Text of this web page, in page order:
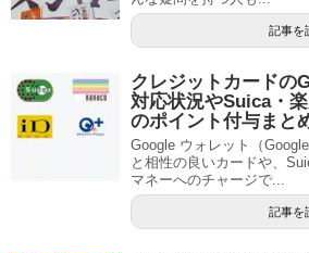
記事を
クレジットカードの
対応状況やSuica・
のポイント付与まと
Google ウォレット（
と相性の良いカードや、
マネーへのチャージで...
記事を